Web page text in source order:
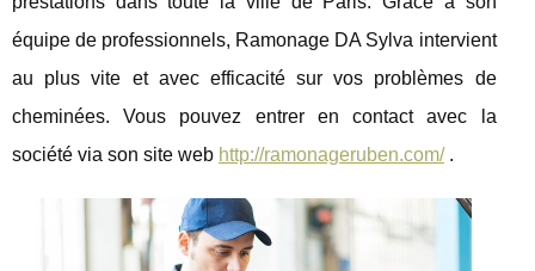
équipe de professionnels, Ramonage DA Sylva intervient
au plus vite et avec efficacité sur vos problèmes de
cheminées. Vous pouvez entrer en contact avec la
société via son site web http://ramonageruben.com/.